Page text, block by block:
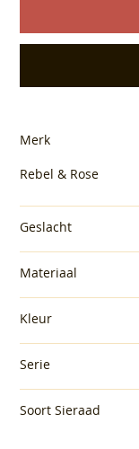
Merk
Rebel & Rose
Geslacht
Materiaal
Kleur
Serie
Soort Sieraad